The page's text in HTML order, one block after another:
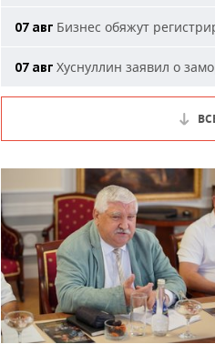
07 авг Бизнес обяжут
07 авг Хуснуллин заявил о